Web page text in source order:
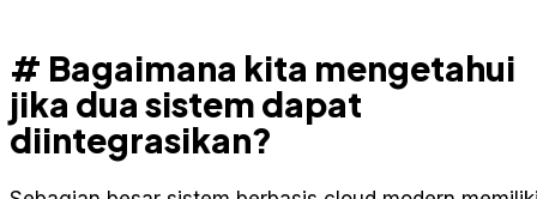
# Bagaimana kita mengetahui
jika dua sistem dapat
diintegrasikan?